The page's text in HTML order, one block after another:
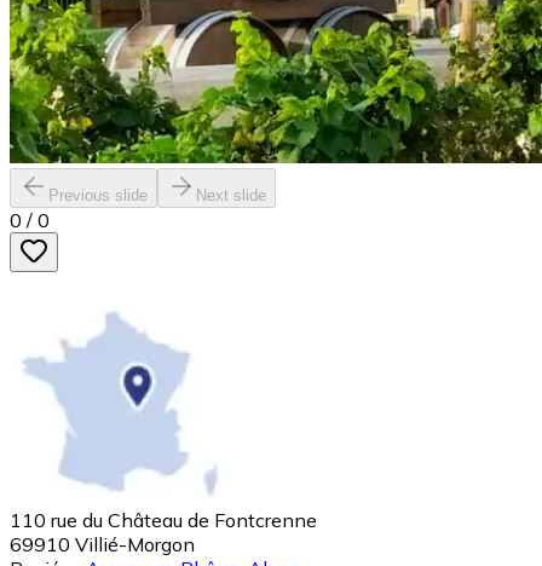
Previous slide Next slide
0 / 0
110 rue du Château de Fontcrenne
69910 Villié-Morgon